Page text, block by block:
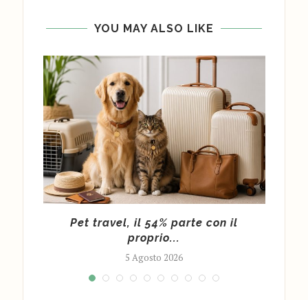
YOU MAY ALSO LIKE
Pet travel, il 54% parte con il
proprio...
5 Agosto 2026